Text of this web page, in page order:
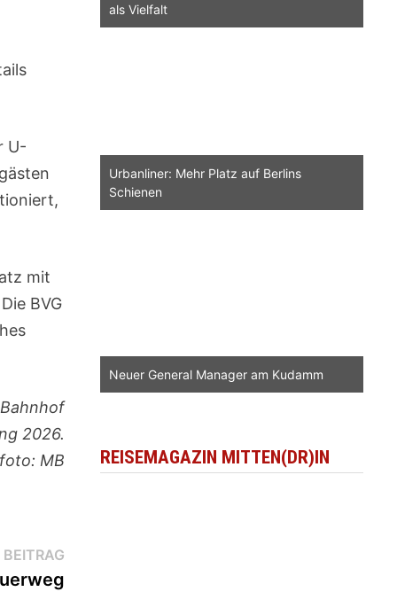
U-
mit
BVG
2026.
MB
Nächster
Beitrag:
als Vielfalt
Urbanliner: Mehr Platz auf Berlins
Schienen
Neuer General Manager am Kudamm
REISEMAGAZIN MITTEN(DR)IN